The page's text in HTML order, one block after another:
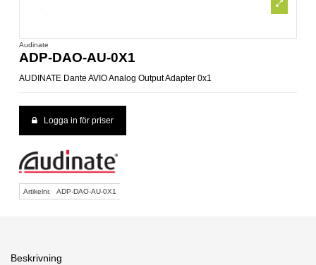
Audinate
ADP-DAO-AU-0X1
AUDINATE Dante AVIO Analog Output Adapter 0x1
Logga in för priser
Artikelnr. ADP-DAO-AU-0X1
Beskrivning